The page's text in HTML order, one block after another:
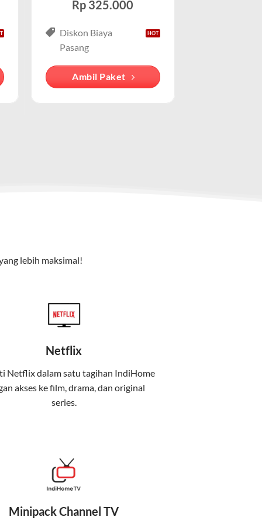
mengasosiasikan layanan WiFi
dengan IndiHome , meskipun ada
lengkap. Cocok untuk keluarga atau pelaku bisnis kecil
TV), dan telepon rumah. Dengan paket ini, Anda bisa
Telkomsel One, sebuah
dan komunikasi dalam satu paket
internet (Telkomsel) dalam satu paket.
baik di rumah maupun saat bepergian.
Rp 325.000
Diskon Biaya
Pasang
Ambil Paket
lebih maksimal!
Netflix
Netflix dalam satu tagihan IndiHome
akses ke film, drama, dan original
series.
Minipack Channel TV